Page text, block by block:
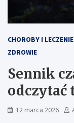
CHOROBY I LECZENIE
ZDROWIE
Sennik
odczytać
12 marca 2026